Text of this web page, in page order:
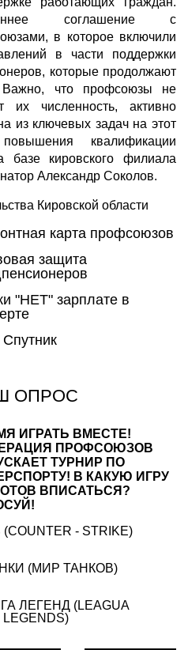
соглашение с
в которое включили
в части поддержки
которые продолжают
Важно, что профсоюзы не
их численность, активно
из ключевых задач на этот
квалификации
базе кировского филиала
Александр Соколов.
Кировской области
карта профсоюзов
защита
"НЕТ" зарплате в
ОПРОС
ИГРАТЬ ВМЕСТЕ!
ПРОФСОЮЗОВ
ТУРНИР ПО
В КАКУЮ ИГРУ
ВПИСАТЬСЯ?
(COUNTER - STRIKE)
(МИР ТАНКОВ)
ЛЕГЕНД (LEAGUA
LEGENDS)